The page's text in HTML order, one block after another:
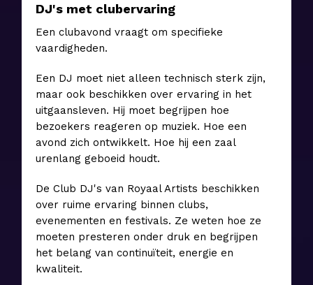
DJ's met clubervaring
Een clubavond vraagt om specifieke
vaardigheden.
Een DJ moet niet alleen technisch sterk zijn,
maar ook beschikken over ervaring in het
uitgaansleven. Hij moet begrijpen hoe
bezoekers reageren op muziek. Hoe een
avond zich ontwikkelt. Hoe hij een zaal
urenlang geboeid houdt.
De Club DJ's van Royaal Artists beschikken
over ruime ervaring binnen clubs,
evenementen en festivals. Ze weten hoe ze
moeten presteren onder druk en begrijpen
het belang van continuïteit, energie en
kwaliteit.